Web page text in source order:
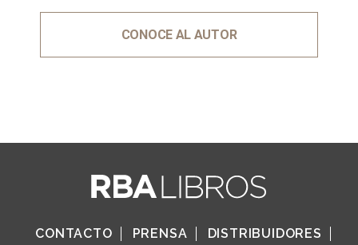
CONOCE AL AUTOR
CONTACTO PRENSA
DISTRIBUIDORES